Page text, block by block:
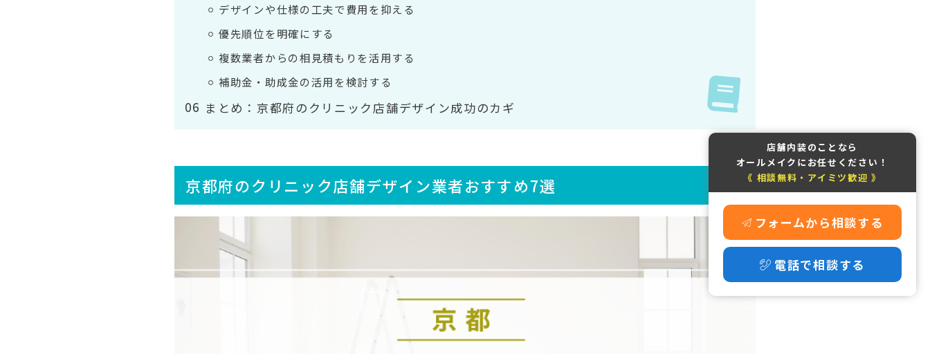
デザインや仕様の工夫で費用を抑える
優先順位を明確にする
複数業者からの相見積もりを活用する
補助金・助成金の活用を検討する
まとめ：京都府のクリニック店舗デザイン成功のカギ
京都府のクリニック店舗デザイン業者おすすめ7選
店舗内装のことなら
オールメイクにお任せください！
《 相談無料・アイミツ歓迎 》
フォームから相談する
電話で相談する